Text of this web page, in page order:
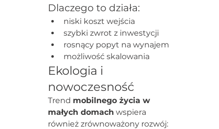
Dlaczego to działa:
niski koszt wejścia
szybki zwrot z inwestycji
rosnący popyt na wynajem
możliwość skalowania
Ekologia i
nowoczesność
Trend mobilnego życia w
małych domach wspiera
również zrównoważony rozwój: